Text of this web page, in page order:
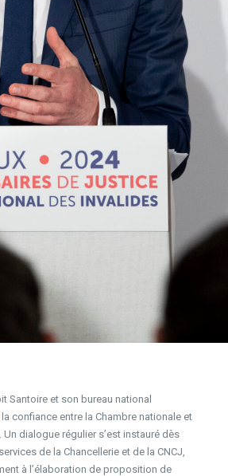
Santoire et son bureau national
confiance entre la Chambre nationale et
dialogue régulier s’est instauré dès
de la Chancellerie et de la CNCJ,
à l’élaboration de proposition de